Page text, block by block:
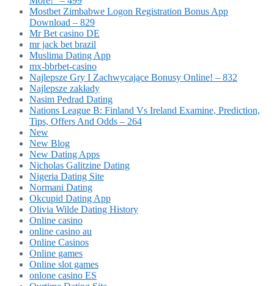
Mostbet Zimbabwe Logon Registration Bonus App
Download – 829
Mr Bet casino DE
mr jack bet brazil
Muslima Dating App
mx-bbrbet-casino
Najlepsze Gry I Zachwycające Bonusy Online! – 832
Najlepsze zakłady
Nasim Pedrad Dating
Nations League B: Finland Vs Ireland Examine, Prediction,
Tips, Offers And Odds – 264
New
New Blog
New Dating Apps
Nicholas Galitzine Dating
Nigeria Dating Site
Normani Dating
Okcupid Dating App
Olivia Wilde Dating History
Online casino
online casino au
Online Casinos
Online games
Online slot games
onlone casino ES